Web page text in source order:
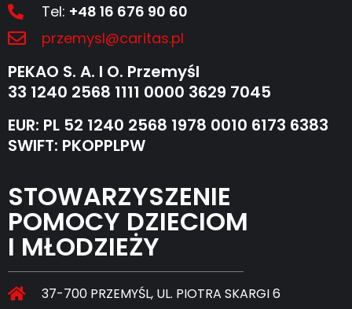
Tel: +48 16 676 90 60
przemysl@caritas.pl
PEKAO S. A. I O. Przemyśl
33 1240 2568 1111 0000 3629 7045
EUR: PL 52 1240 2568 1978 0010 6173 6383
SWIFT: PKOPPLPW
STOWARZYSZENIE
POMOCY DZIECIOM
I MŁODZIEŻY
37-700 PRZEMYŚL, UL. PIOTRA SKARGI 6